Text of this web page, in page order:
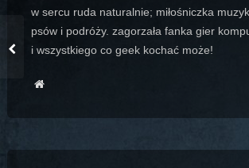
w sercu ruda naturalnie; miłośniczka
psów i podróży. zagorzała fanka gier
i wszystkiego co geek kochać może!